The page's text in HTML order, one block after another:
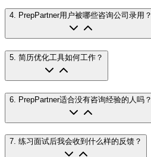
4. PrepPartner用户被哪些咨询公司录用？
5 简历优化工具如何工作？
6 PrepPartner适合没有咨询经验的人吗？
7. 练习面试后我会收到什么样的反馈？